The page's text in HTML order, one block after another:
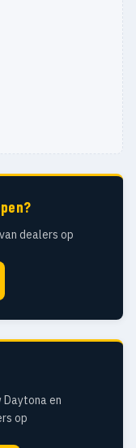
dealers op
en
op